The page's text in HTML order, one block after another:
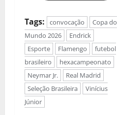
Tags: convocação
Copa do
Mundo 2026
Endrick
Esporte
Flamengo
futebol
brasileiro
hexacampeonato
Neymar Jr.
Real Madrid
Seleção Brasileira
Vinícius
Júnior